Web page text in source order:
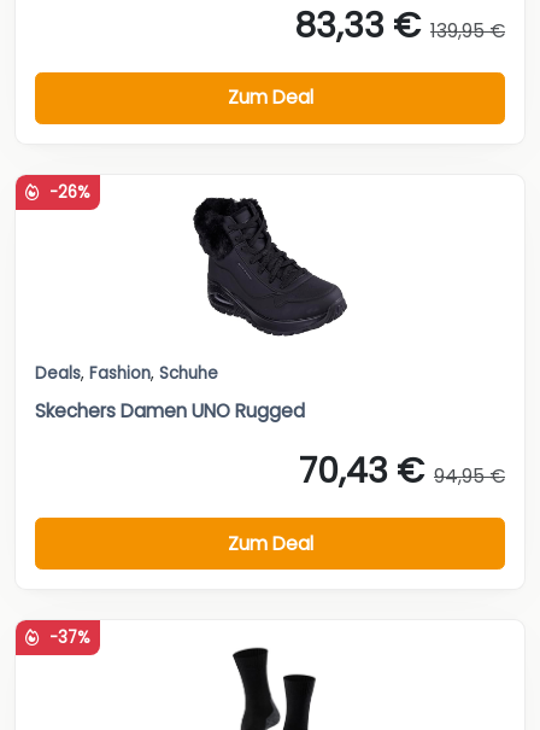
83,33 € 139,95 €
Zum Deal
-26%
Deals, Fashion, Schuhe
Skechers Damen UNO Rugged
70,43 € 94,95 €
Zum Deal
-37%